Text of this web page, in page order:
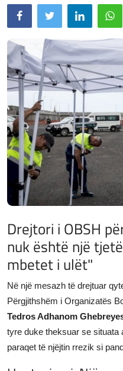
LAJME NGA BOTA
SHOWBIZ
SPORT
SHENDETI
JETA
Gallery
Shqip
Drejtori i OBSH
nuk është një
mbetet i ulët"
Në një mesazh të drejtuar
Përgjithshëm i Organizatës
Tedros Adhanom
tyre duke theksuar se situata
paraqet të njëjtin rrezik si